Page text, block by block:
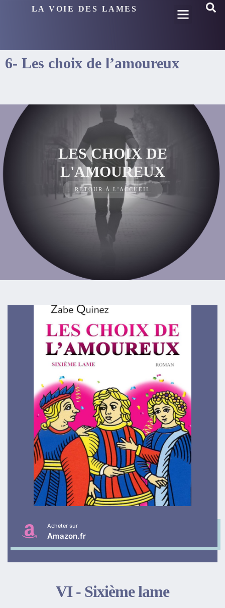
LA VOIE DES LAMES
6- Les choix de l’amoureux
LES CHOIX DE
L'AMOUREUX
RETOUR À L'ACCUEIL
Acheter sur
Amazon.fr
VI - Sixième lame